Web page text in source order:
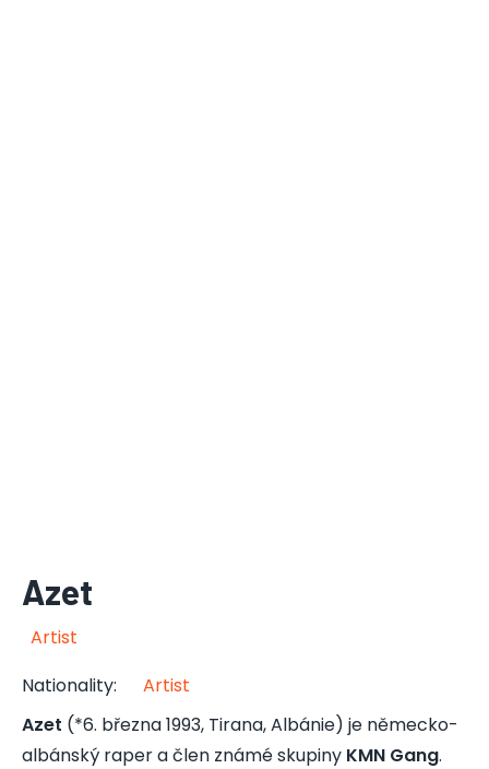
Azet
Artist
Nationality:
Artist
Azet (*6. března 1993, Tirana, Albánie) je německo-
albánský raper a člen známé skupiny KMN Gang.